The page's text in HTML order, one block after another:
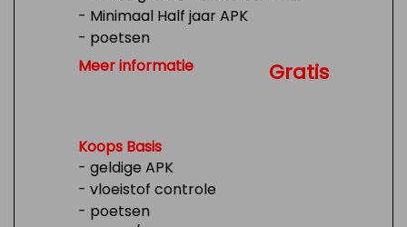
- Minimaal Half jaar APK
- poetsen
- Tank 1/4 vol
Meer informatie Gratis
Koops Basis
- geldige APK
- vloeistof controle
- poetsen